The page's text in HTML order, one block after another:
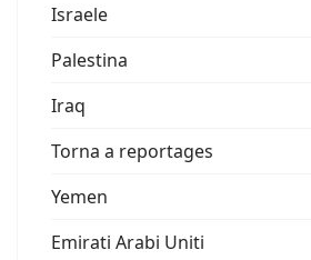
Israele
Palestina
Iraq
Torna a reportages
Yemen
Emirati Arabi Uniti